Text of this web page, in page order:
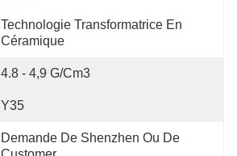
Technologie Transformatrice En
Céramique
4.8 - 4,9 G/cm3
Y35
Demande De Shenzhen Ou De